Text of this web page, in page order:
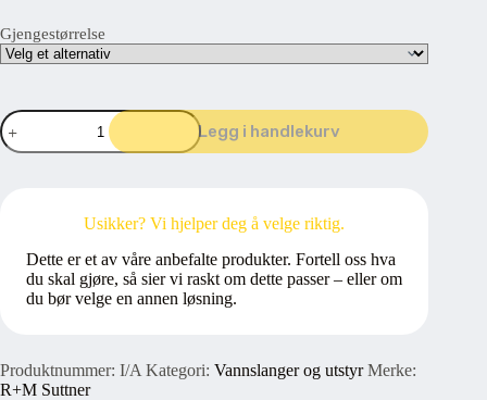
110 kr88 kr
Gjengestørrelse
Geka
Vannkobling
BSP
Legg i handlekurv
Usikker? Vi hjelper deg å velge riktig.
Dette er et av våre anbefalte produkter. Fortell oss hva
du skal gjøre, så sier vi raskt om dette passer – eller om
du bør velge en annen løsning.
Produktnummer: I/A Kategori: Vannslanger og utstyr Merke:
R+M Suttner